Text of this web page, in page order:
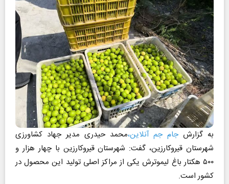
به گزارش جام جم آنلاین،محمد حیدری مدیر جهاد کشاورزی
شهرستان قیروکارزین، گفت: شهرستان قیروکارزین با چهار هزار و
۵۰۰ هکتار باغ لیموترش یکی از مراکز اصلی تولید این محصول در
کشور است.